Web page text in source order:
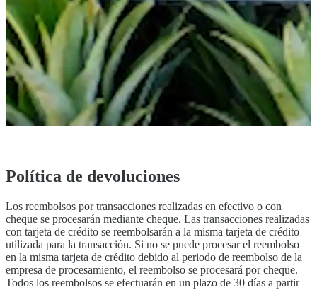
Proceso de solicitud
Política de devoluciones
Formulario de solicitud en línea
Proceso desde la solicitud hasta la inscripción
Para estudiantes actuales
Horario de clases
Asistencia y expulsión obligatoria
Inscripción en clase
Vacaciones
Nivel Avanzado
Preparación TOEIC y TOEFL
Clases particulares
Política de devoluciones
Los reembolsos por transacciones realizadas en efectivo o con
cheque se procesarán mediante cheque. Las transacciones realizadas
con tarjeta de crédito se reembolsarán a la misma tarjeta de crédito
utilizada para la transacción. Si no se puede procesar el reembolso
en la misma tarjeta de crédito debido al periodo de reembolso de la
empresa de procesamiento, el reembolso se procesará por cheque.
Todos los reembolsos se efectuarán en un plazo de 30 días a partir